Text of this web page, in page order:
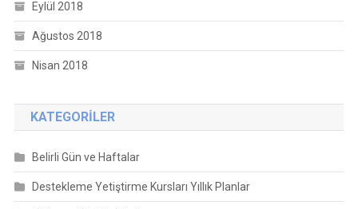
Eylül 2018
Ağustos 2018
Nisan 2018
KATEGORILER
Belirli Gün ve Haftalar
Destekleme Yetiştirme Kursları Yıllık Planlar